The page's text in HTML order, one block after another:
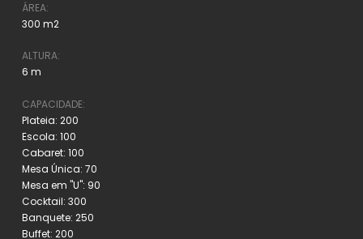
ÁREA:
300 m2
ALTURA:
6 m
CAPACIDADE:
Plateia: 200
Escola: 100
Cabaret: 100
Mesa Única: 70
Mesa em "U": 90
Cocktail: 300
Banquete: 250
Buffet: 200